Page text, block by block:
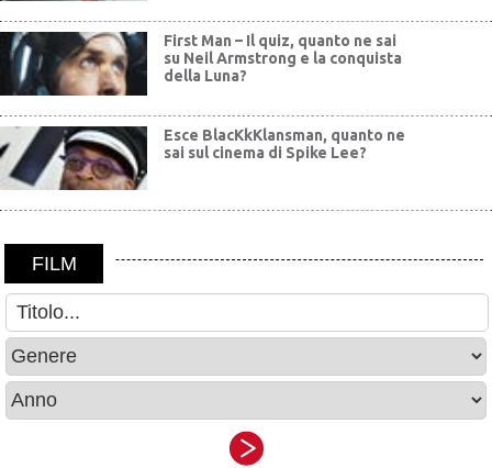
First Man – Il quiz, quanto ne sai
su Neil Armstrong e la conquista
della Luna?
Esce BlacKkKlansman, quanto ne
sai sul cinema di Spike Lee?